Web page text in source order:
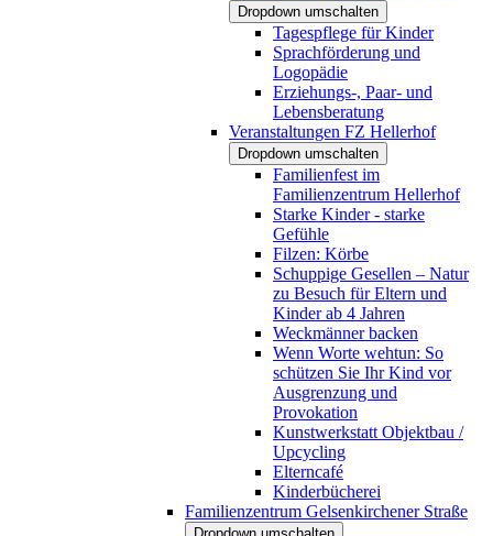
Dropdown umschalten
Tagespflege für Kinder
Sprachförderung und
Logopädie
Erziehungs-, Paar- und
Lebensberatung
Veranstaltungen FZ Hellerhof
Dropdown umschalten
Familienfest im
Familienzentrum Hellerhof
Starke Kinder - starke
Gefühle
Filzen: Körbe
Schuppige Gesellen – Natur
zu Besuch für Eltern und
Kinder ab 4 Jahren
Weckmänner backen
Wenn Worte wehtun: So
schützen Sie Ihr Kind vor
Ausgrenzung und
Provokation
Kunstwerkstatt Objektbau /
Upcycling
Elterncafé
Kinderbücherei
Familienzentrum Gelsenkirchener Straße